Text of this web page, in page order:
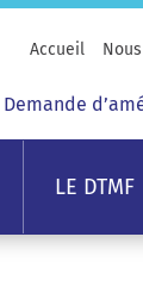
Accueil
Demande
LE DTMF